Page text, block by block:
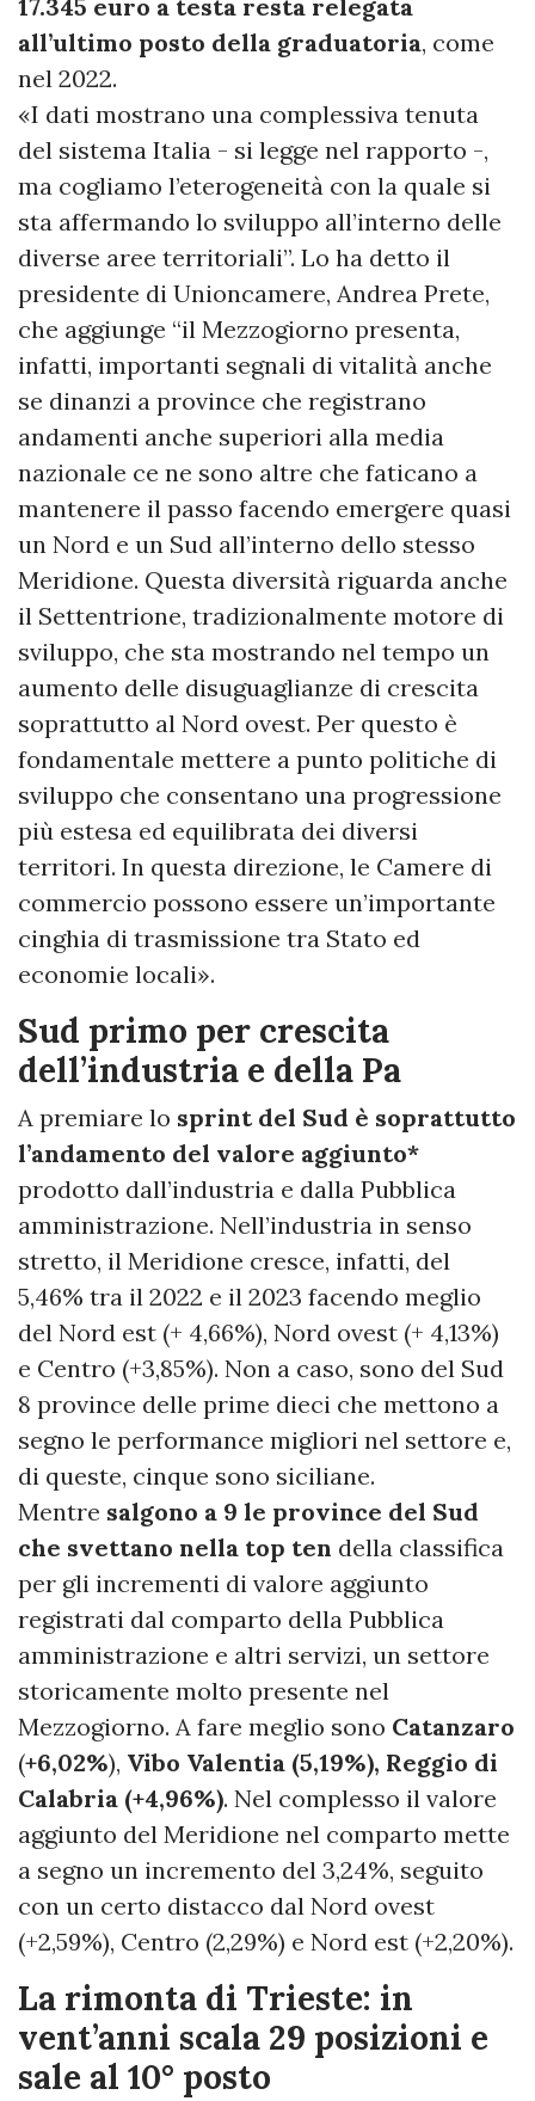
17.345 euro a testa resta relegata
all’ultimo posto della graduatoria, come
nel 2022.
«I dati mostrano una complessiva tenuta
del sistema Italia - si legge nel rapporto -,
ma cogliamo l’eterogeneità con la quale si
sta affermando lo sviluppo all’interno delle
diverse aree territoriali”. Lo ha detto il
presidente di Unioncamere, Andrea Prete,
che aggiunge “il Mezzogiorno presenta,
infatti, importanti segnali di vitalità anche
se dinanzi a province che registrano
andamenti anche superiori alla media
nazionale ce ne sono altre che faticano a
mantenere il passo facendo emergere quasi
un Nord e un Sud all’interno dello stesso
Meridione. Questa diversità riguarda anche
il Settentrione, tradizionalmente motore di
sviluppo, che sta mostrando nel tempo un
aumento delle disuguaglianze di crescita
soprattutto al Nord ovest. Per questo è
fondamentale mettere a punto politiche di
sviluppo che consentano una progressione
più estesa ed equilibrata dei diversi
territori. In questa direzione, le Camere di
commercio possono essere un’importante
cinghia di trasmissione tra Stato ed
economie locali».
Sud primo per crescita
dell’industria e della Pa
A premiare lo sprint del Sud è soprattutto
l’andamento del valore aggiunto*
prodotto dall’industria e dalla Pubblica
amministrazione. Nell’industria in senso
stretto, il Meridione cresce, infatti, del
5,46% tra il 2022 e il 2023 facendo meglio
del Nord est (+ 4,66%), Nord ovest (+ 4,13%)
e Centro (+3,85%). Non a caso, sono del Sud
8 province delle prime dieci che mettono a
segno le performance migliori nel settore e,
di queste, cinque sono siciliane.
Mentre salgono a 9 le province del Sud
che svettano nella top ten della classifica
per gli incrementi di valore aggiunto
registrati dal comparto della Pubblica
amministrazione e altri servizi, un settore
storicamente molto presente nel
Mezzogiorno. A fare meglio sono Catanzaro
(+6,02%), Vibo Valentia (5,19%), Reggio di
Calabria (+4,96%). Nel complesso il valore
aggiunto del Meridione nel comparto mette
a segno un incremento del 3,24%, seguito
con un certo distacco dal Nord ovest
(+2,59%), Centro (2,29%) e Nord est (+2,20%).
La rimonta di Trieste: in
vent’anni scala 29 posizioni e
sale al 10° posto